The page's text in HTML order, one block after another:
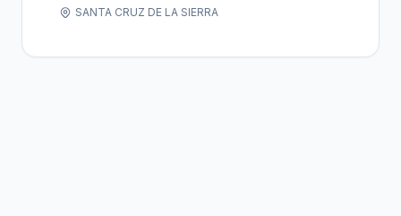
SANTA CRUZ DE LA SIERRA